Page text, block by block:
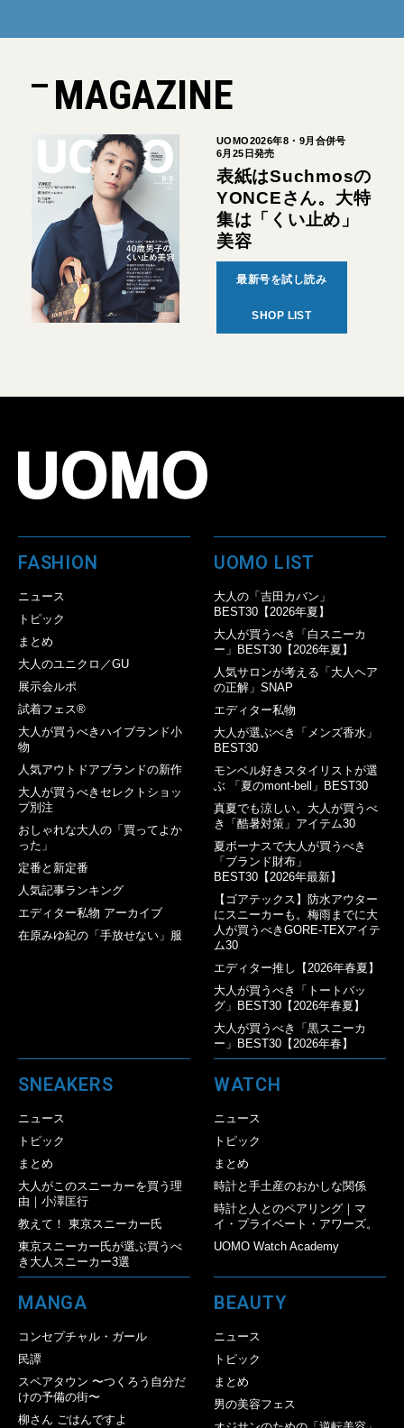
MAGAZINE
UOMO2026年8・9月合併号
6月25日発売
表紙はSuchmosの
YONCEさん。大特
集は「くい止め」
美容
最新号を試し読み
SHOP LIST
FASHION
ニュース
トピック
まとめ
大人のユニクロ／GU
展示会ルポ
試着フェス®︎
大人が買うべきハイブランド小
物
人気アウトドアブランドの新作
大人が買うべきセレクトショッ
プ別注
おしゃれな大人の「買ってよか
った」
定番と新定番
人気記事ランキング
エディター私物 アーカイブ
在原みゆ紀の「手放せない」服
UOMO LIST
大人の「吉田カバン」
BEST30【2026年夏】
大人が買うべき「白スニーカ
ー」BEST30【2026年夏】
人気サロンが考える「大人ヘア
の正解」SNAP
エディター私物
大人が選ぶべき「メンズ香水」
BEST30
モンベル好きスタイリストが選
ぶ 「夏のmont-bell」BEST30
真夏でも涼しい。大人が買うべ
き「酷暑対策」アイテム30
夏ボーナスで大人が買うべき
「ブランド財布」
BEST30【2026年最新】
【ゴアテックス】防水アウター
にスニーカーも。梅雨までに大
人が買うべきGORE-TEXアイテ
ム30
エディター推し【2026年春夏】
大人が買うべき「トートバッ
グ」BEST30【2026年春夏】
大人が買うべき「黒スニーカ
ー」BEST30【2026年春】
SNEAKERS
ニュース
トピック
まとめ
大人がこのスニーカーを買う理
由｜小澤匡行
教えて！ 東京スニーカー氏
東京スニーカー氏が選ぶ買うべ
き大人スニーカー3選
WATCH
ニュース
トピック
まとめ
時計と手土産のおかしな関係
時計と人とのペアリング｜マ
イ・プライベート・アワーズ。
UOMO Watch Academy
MANGA
コンセプチャル・ガール
民譚
スペアタウン 〜つくろう自分だ
けの予備の街〜
柳さん ごはんですよ
BEAUTY
ニュース
トピック
まとめ
男の美容フェス